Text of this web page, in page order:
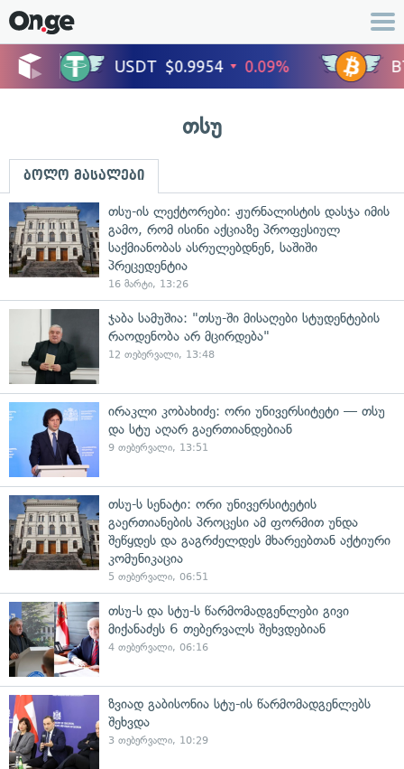
თსუ
ბოლო მასალები
თსუ-ის ლექტორები: ჟურნალისტის დასჯა იმის
გამო, რომ ისინი აქციაზე პროფესიულ
საქმიანობას ასრულებდნენ, საშიში
პრეცედენტია
16 მარტი, 13:26
ჯაბა სამუშია: "თსუ-ში მისაღები სტუდენტების
რაოდენობა არ მცირდება"
12 თებერვალი, 13:48
ირაკლი კობახიძე: ორი უნივერსიტეტი — თსუ
და სტუ აღარ გაერთიანდებიან
9 თებერვალი, 13:51
თსუ-ს სენატი: ორი უნივერსიტეტის
გაერთიანების პროცესი ამ ფორმით უნდა
შეწყდეს და გაგრძელდეს მხარეებთან აქტიური
კომუნიკაცია
5 თებერვალი, 06:51
თსუ-ს და სტუ-ს წარმომადგენლები გივი
მიქანაძეს 6 თებერვალს შეხვდებიან
4 თებერვალი, 06:16
ზვიად გაბისონია სტუ-ის წარმომადგენლებს
შეხვდა
3 თებერვალი, 10:29